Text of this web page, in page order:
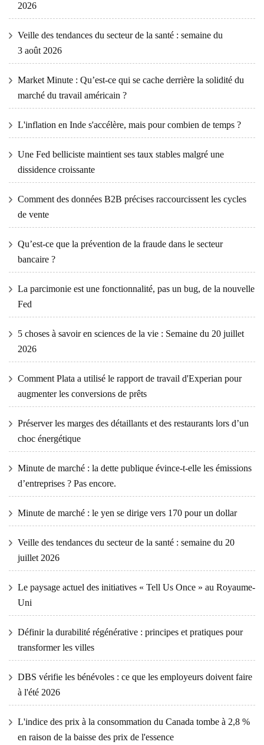
2026
Veille des tendances du secteur de la santé : semaine du
3 août 2026
Market Minute : Qu’est-ce qui se cache derrière la solidité du
marché du travail américain ?
L'inflation en Inde s'accélère, mais pour combien de temps ?
Une Fed belliciste maintient ses taux stables malgré une
dissidence croissante
Comment des données B2B précises raccourcissent les cycles
de vente
Qu’est-ce que la prévention de la fraude dans le secteur
bancaire ?
La parcimonie est une fonctionnalité, pas un bug, de la nouvelle
Fed
5 choses à savoir en sciences de la vie : Semaine du 20 juillet
2026
Comment Plata a utilisé le rapport de travail d'Experian pour
augmenter les conversions de prêts
Préserver les marges des détaillants et des restaurants lors d’un
choc énergétique
Minute de marché : la dette publique évince-t-elle les émissions
d’entreprises ? Pas encore.
Minute de marché : le yen se dirige vers 170 pour un dollar
Veille des tendances du secteur de la santé : semaine du 20
juillet 2026
Le paysage actuel des initiatives « Tell Us Once » au Royaume-
Uni
Définir la durabilité régénérative : principes et pratiques pour
transformer les villes
DBS vérifie les bénévoles : ce que les employeurs doivent faire
à l'été 2026
L'indice des prix à la consommation du Canada tombe à 2,8 %
en raison de la baisse des prix de l'essence